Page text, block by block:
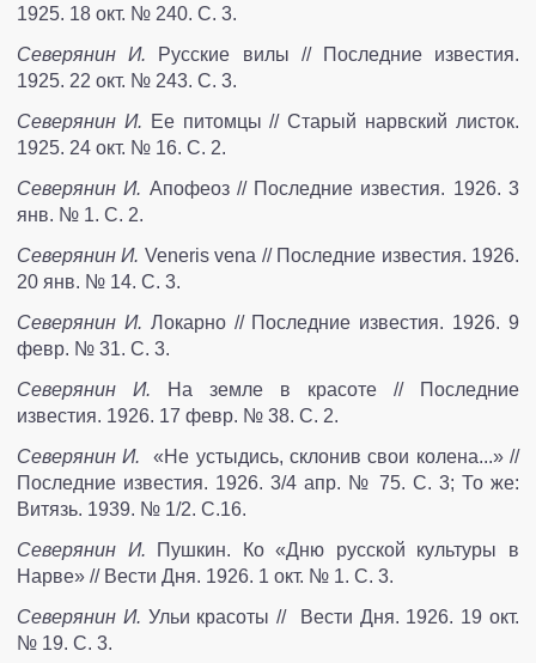
1925. 18 окт. № 240. С. 3.
Северянин И. Русские вилы // Последние известия.
1925. 22 окт. № 243. С. 3.
Северянин И. Ее питомцы // Старый нарвский листок.
1925. 24 окт. № 16. С. 2.
Северянин И. Апофеоз // Последние известия. 1926. 3
янв. № 1. С. 2.
Северянин И. Veneris vena // Последние известия. 1926.
20 янв. № 14. С. 3.
Северянин И. Локарно // Последние известия. 1926. 9
февр. № 31. С. 3.
Северянин И. На земле в красоте // Последние
известия. 1926. 17 февр. № 38. С. 2.
Северянин И. «Не устыдись, склонив свои колена...» //
Последние известия. 1926. 3/4 апр. № 75. С. 3; То же:
Витязь. 1939. № 1/2. С.16.
Северянин И. Пушкин. Ко «Дню русской культуры в
Нарве» // Вести Дня. 1926. 1 окт. № 1. С. 3.
Северянин И. Ульи красоты // Вести Дня. 1926. 19 окт.
№ 19. С. 3.